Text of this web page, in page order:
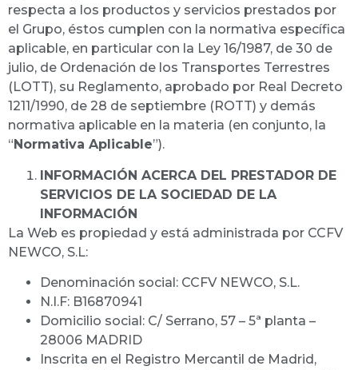
respecta a los productos y servicios prestados por
el Grupo, éstos cumplen con la normativa específica
aplicable, en particular con la Ley 16/1987, de 30 de
julio, de Ordenación de los Transportes Terrestres
(LOTT), su Reglamento, aprobado por Real Decreto
1211/1990, de 28 de septiembre (ROTT) y demás
normativa aplicable en la materia (en conjunto, la
“ Normativa Aplicable”).
INFORMACIÓN ACERCA DEL PRESTADOR DE
SERVICIOS DE LA SOCIEDAD DE LA
INFORMACIÓN
La Web es propiedad y está administrada por CCFV
NEWCO, S.L:
Denominación social: CCFV NEWCO, S.L.
N.I.F: B16870941
Domicilio social: C/ Serrano, 57 – 5ª planta –
28006 MADRID
Inscrita en el Registro Mercantil de Madrid,